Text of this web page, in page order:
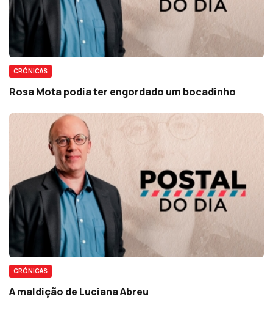
CRÓNICAS
Rosa Mota podia ter engordado um bocadinho
CRÓNICAS
A maldição de Luciana Abreu